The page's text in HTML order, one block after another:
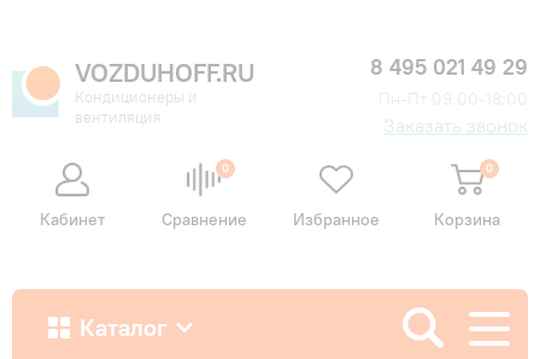
VOZDUHOFF.RU
Кондиционеры и
вентиляция
8 495 021 49 29
Заказать звонок
Кабинет
0
Сравнение Избранное
0
Корзина
Каталог